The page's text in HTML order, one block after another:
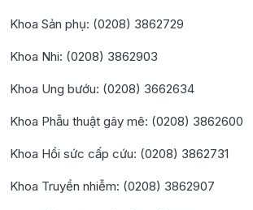
Khoa Sản phụ: (0208) 3862729
Khoa Nhi: (0208) 3862903
Khoa Ung bướu: (0208) 3662634
Khoa Phẫu thuật gây mê: (0208) 3862600
Khoa Hồi sức cấp cứu: (0208) 3862731
Khoa Truyền nhiễm: (0208) 3862907